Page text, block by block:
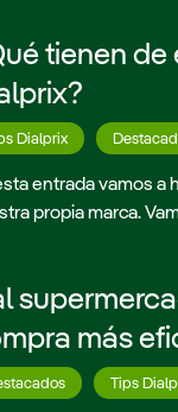
tienen
Dialprix
entrada vamos a
propia marca.
más
Tips